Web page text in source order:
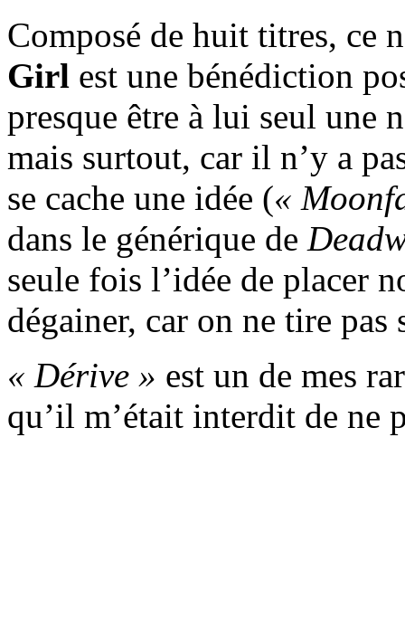
Composé de huit titres, ce
Girl est une bénédiction
presque être à lui seul une
mais surtout, car il n’y a
se cache une idée («
dans le générique de
seule fois l’idée de placer
dégainer, car on ne tire
« Dérive » est un de mes
qu’il m’était interdit de ne